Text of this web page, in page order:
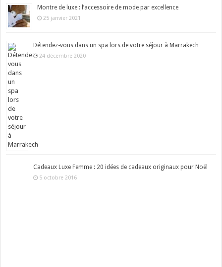
Montre de luxe : l’accessoire de mode par excellence
25 janvier 2021
Détendez-vous dans un spa lors de votre séjour à Marrakech
24 décembre 2020
Cadeaux Luxe Femme : 20 idées de cadeaux originaux pour Noël
5 octobre 2016